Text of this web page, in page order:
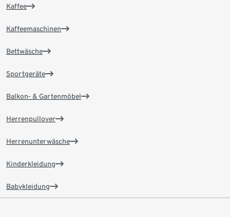
Kaffee
Kaffeemaschinen
Bettwäsche
Sportgeräte
Balkon- & Gartenmöbel
Herrenpullover
Herrenunterwäsche
Kinderkleidung
Babykleidung